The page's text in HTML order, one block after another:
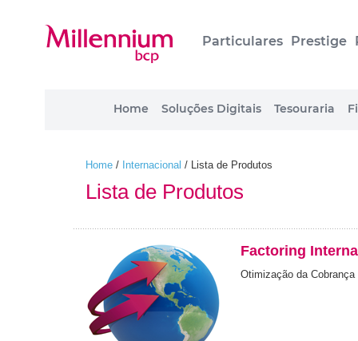
Particulares Prestige
Home Soluções Digitais Tesouraria
Home / Internacional / Lista de Produtos
Lista de Produtos
Factoring
Otimização da